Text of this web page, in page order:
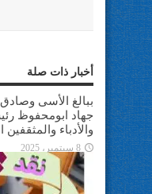
أخبار ذات صلة
ببالغ الأسى
جهاد ابومحفوظ
والأدباء والمثقفين
8 سبتمبر، 2025